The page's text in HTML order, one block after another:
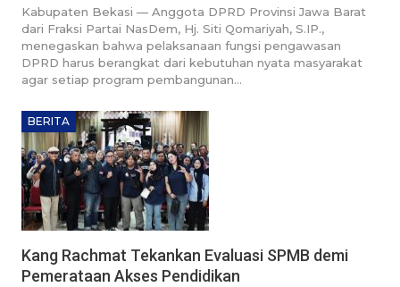
Kabupaten Bekasi — Anggota DPRD Provinsi Jawa Barat
dari Fraksi Partai NasDem, Hj. Siti Qomariyah, S.IP.,
menegaskan bahwa pelaksanaan fungsi pengawasan
DPRD harus berangkat dari kebutuhan nyata masyarakat
agar setiap program pembangunan…
BERITA
Kang Rachmat Tekankan Evaluasi SPMB demi
Pemerataan Akses Pendidikan